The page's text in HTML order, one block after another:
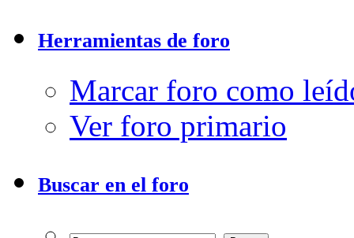
Herramientas de foro
Marcar foro como
Ver foro primario
Buscar en el foro